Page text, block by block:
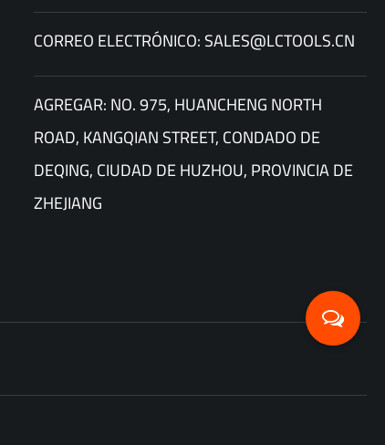
CORREO ELECTRÓNICO: SALES@LCTOOLS.CN
AGREGAR: NO. 975, HUANCHENG NORTH
ROAD, KANGQIAN STREET, CONDADO DE
DEQING, CIUDAD DE HUZHOU, PROVINCIA DE
ZHEJIANG